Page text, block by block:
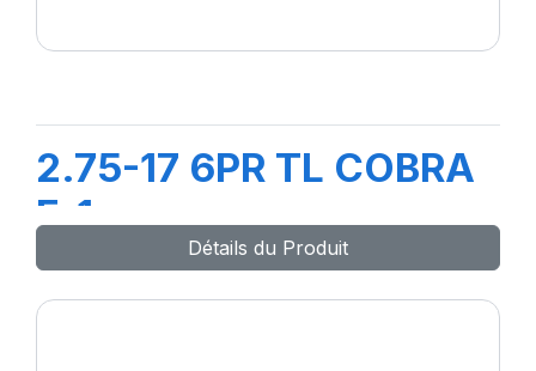
2.75-17 6PR TL COBRA
F-1
Détails du Produit